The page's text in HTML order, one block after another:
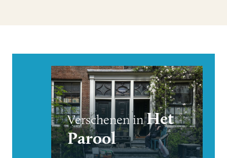
Verschenen inHet
Parool